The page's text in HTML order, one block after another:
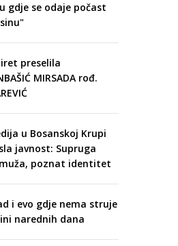
gdje se odaje počast
preselila
MIRSADA rođ.
u Bosanskoj Krupi
javnost: Supruga
poznat identitet
i evo gdje nema struje
narednih dana